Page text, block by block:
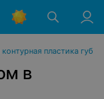
пластика губ
в